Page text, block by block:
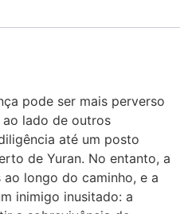
pode ser mais perverso
lado de outros
até um posto
de Yuran. No entanto, a
longo do caminho, e a
inimigo inusitado: a